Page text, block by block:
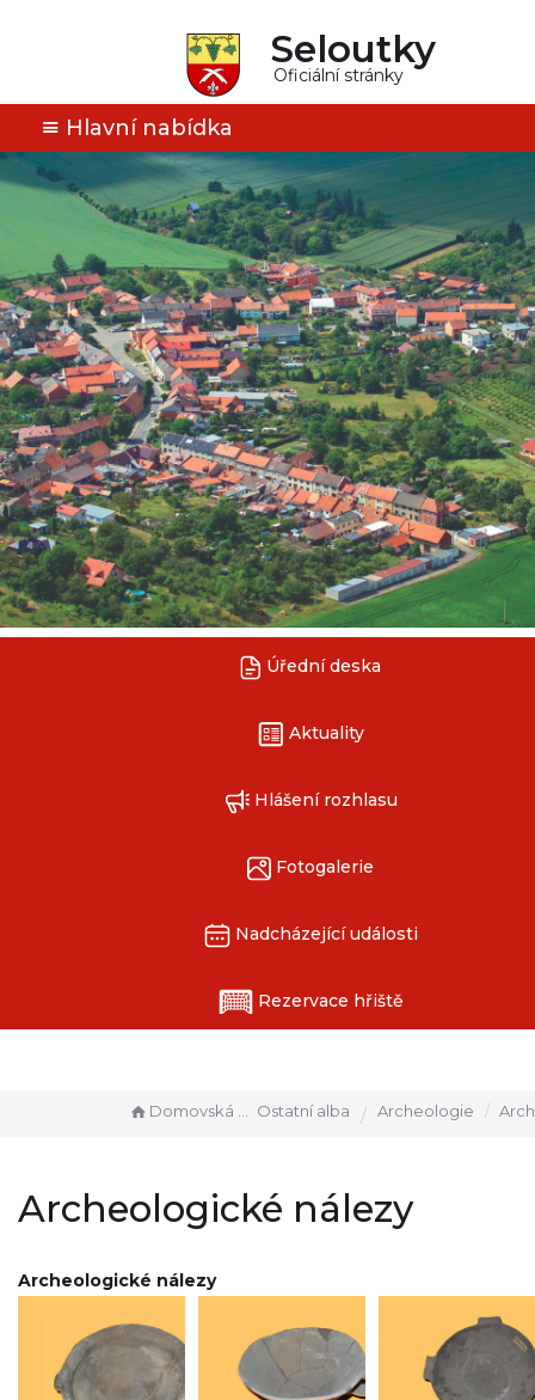
Seloutky
Oficiální stránky
Hlavní nabídka
Úřední deska
Aktuality
Hlášení rozhlasu
Fotogalerie
Nadcházející události
Rezervace hřiště
Domovská stránka Ostatní alba Archeologie
Archeologické nálezy
Archeologické nálezy